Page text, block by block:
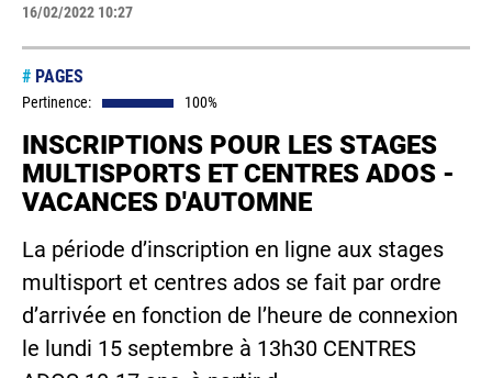
16/02/2022 10:27
# PAGES
Pertinence: 100%
INSCRIPTIONS POUR LES STAGES
MULTISPORTS ET CENTRES ADOS -
VACANCES D'AUTOMNE
La période d’inscription en ligne aux stages
multisport et centres ados se fait par ordre
d’arrivée en fonction de l’heure de connexion
le lundi 15 septembre à 13h30 CENTRES